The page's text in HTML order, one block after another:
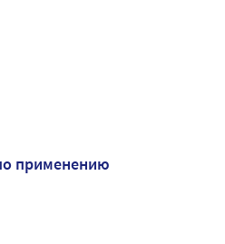
применению